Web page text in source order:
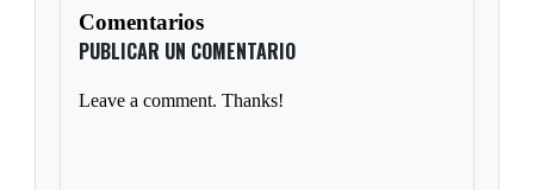
Comentarios
PUBLICAR UN COMENTARIO
Leave a comment. Thanks!